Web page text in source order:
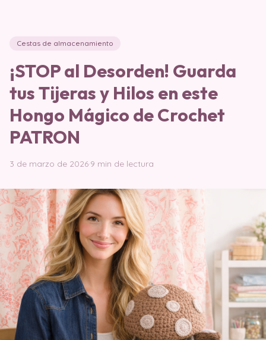
Cestas de almacenamiento
¡STOP al Desorden! Guarda
tus Tijeras y Hilos en este
Hongo Mágico de Crochet
PATRON
3 de marzo de 2026·9 min de lectura